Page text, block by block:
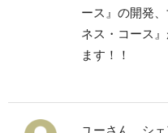
ース』の開発
ネス・コース
ます！！
ユーさん、シ